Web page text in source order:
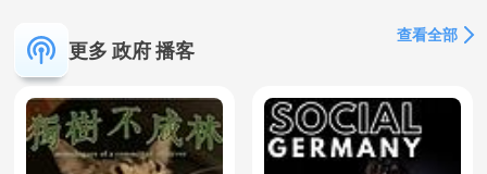
更多 政府 播客
查看全部